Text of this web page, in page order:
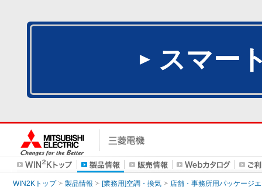
スマー
WIN2Kトップ 製品情報 [業務用]空調・換気 店舗・事務所用パッケージ